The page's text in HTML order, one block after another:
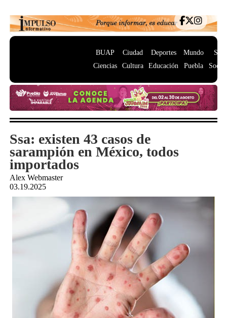
BUAP
Ciencias
Ciudad
Cultura
Deportes
Educación
Mundo
Puebla
Ssa: existen 43 casos de
sarampión en México, todos
importados
Alex Webmaster
03.19.2025